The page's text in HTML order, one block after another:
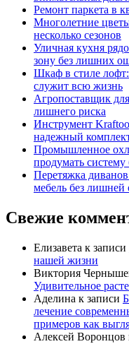
Ремонт паркета в
Многолетние
несколько сезонов
Уличная кухня
зону без лишних
Шкаф в стиле лофт:
служит всю жизнь
Агропоставщик для
лишнего риска
Инструмент
надежный
Промышленное
продумать
Перетяжка
мебель без лишней
Свежие
Елизавета к записи
нашей жизни
Виктория
Удивительное
Аделина к записи
лечение
примеров как
Алексей Воронцов